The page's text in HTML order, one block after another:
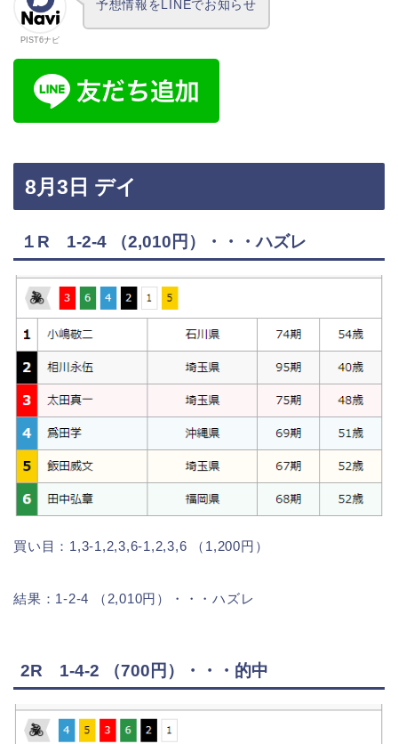
PIST6ナビ
予想情報をLINEでお知らせ
8月3日 デイ
１R 1-2-4 （2,010円）・・・ハズレ
買い目：1,3-1,2,3,6-1,2,3,6 （1,200円）
結果：1-2-4 （2,010円）・・・ハズレ
2R 1-4-2 （700円）・・・的中